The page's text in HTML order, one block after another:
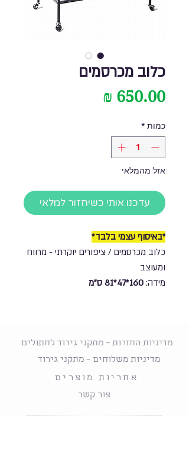
כלוב מכרסמים
כמות *
אזל מהמלאי
עדכנו אותי כשיחזור למלאי
*באיסוף עצמי בלבד*
כלוב מכרסמים / ציפורים יוקרתי - מרווח
ומעוצב
מידה: 160*47*81 ס"מ
מדיניות החזרות – מתקני גירוד לחתולים
מדיניות משלוחים – מתקני גירוד
אחריות מוצרים
צור קשר